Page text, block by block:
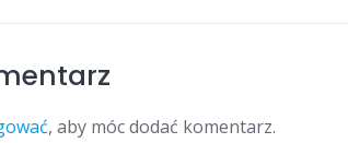
, aby móc dodać komentarz.